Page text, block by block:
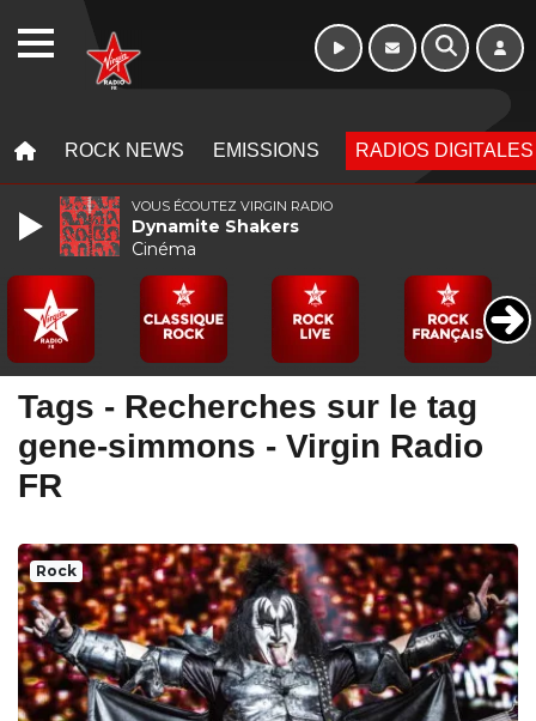
ROCK NEWS EMISSIONS RADIOS DIGITALES
Tags - Recherches sur le tag
gene-simmons - Virgin Radio
FR
Rock
VOUS ÉCOUTEZ VIRGIN RADIO
Dynamite Shakers
Cinéma
WEBRADIO